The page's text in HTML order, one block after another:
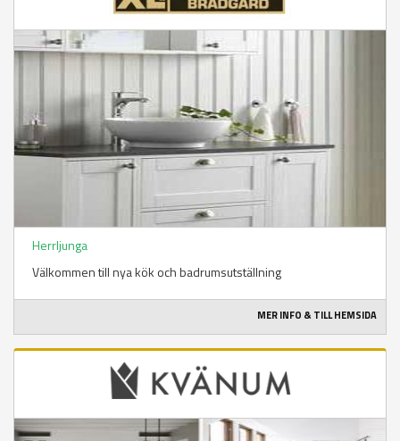
Herrljunga
Välkommen till nya kök och badrumsutställning
MER INFO & TILL HEMSIDA